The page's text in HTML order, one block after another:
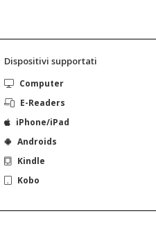
Dispositivi supportati
Computer
E-Readers
iPhone/iPad
Androids
Kindle
Kobo